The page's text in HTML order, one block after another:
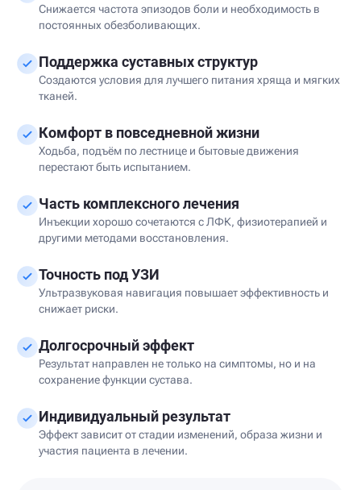
Снижается частота эпизодов боли и необходимость в
постоянных обезболивающих.
Поддержка суставных структур
Создаются условия для лучшего питания хряща и мягких
тканей.
Комфорт в повседневной жизни
Ходьба, подъём по лестнице и бытовые движения
перестают быть испытанием.
Часть комплексного лечения
Инъекции хорошо сочетаются с ЛФК, физиотерапией и
другими методами восстановления.
Точность под УЗИ
Ультразвуковая навигация повышает эффективность и
снижает риски.
Долгосрочный эффект
Результат направлен не только на симптомы, но и на
сохранение функции сустава.
Индивидуальный результат
Эффект зависит от стадии изменений, образа жизни и
участия пациента в лечении.